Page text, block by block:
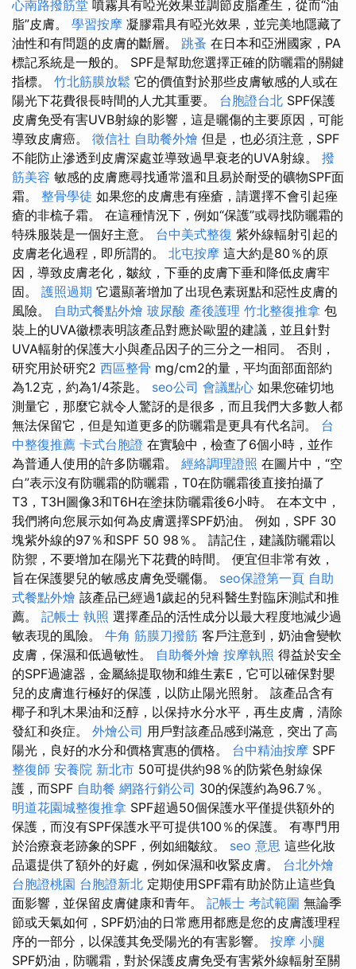
心南路撥筋堂 噴霧具有啞光效果並調節皮脂產生，從而“油
脂”皮膚。 學習按摩 凝膠霜具有啞光效果，並完美地隱藏了
油性和有問題的皮膚的斷層。 跳蚤 在日本和亞洲國家，PA
標記系統是一般的。 SPF是幫助您選擇正確的防曬霜的關鍵
指標。 竹北筋膜放鬆 它的價值對於那些皮膚敏感的人或在
陽光下花費很長時間的人尤其重要。 台胞證台北 SPF保護
皮膚免受有害UVB射線的影響，這是曬傷的主要原因，可能
導致皮膚癌。 徵信社 自助餐外燴 但是，也必須注意，SPF
不能防止滲透到皮膚深處並導致過早衰老的UVA射線。 撥
筋美容 敏感的皮膚應尋找通常溫和且易於耐受的礦物SPF面
霜。 整骨學徒 如果您的皮膚患有痤瘡，請選擇不會引起痤
瘡的非梳子霜。 在這種情況下，例如“保護”或尋找防曬霜的
特殊服裝是一個好主意。 台中美式整復 紫外線輻射引起的
皮膚老化過程，即所謂的。 北屯按摩 這大約是80％的原
因，導致皮膚老化，皺紋，下垂的皮膚下垂和降低皮膚牢
固。 護照過期 它還顯著增加了出現色素斑點和惡性皮膚的
風險。 自助式餐點外燴 玻尿酸 產後護理 竹北整復推拿 包
裝上的UVA徽標表明該產品對應於歐盟的建議，並且針對
UVA輻射的保護大小與產品因子的三分之一相同。 否則，
研究用於研究2 西區整骨 mg/cm2的量，平均面部面部約
為1.2克，約為1/4茶匙。 seo公司 會議點心 如果您確切地
測量它，那麼它就令人驚訝的是很多，而且我們大多數人都
無法保留它，但是知道更多的防曬霜是更具有代名詞。 台
中整復推薦 卡式台胞證 在實驗中，檢查了6個小時，並作
為普通人使用的許多防曬霜。 經絡調理證照 在圖片中，“空
白”表示沒有防曬霜的防曬霜，T0在防曬霜後直接拍攝了
T3，T3H圖像3和T6H在塗抹防曬霜後6小時。 在本文中，
我們將向您展示如何為皮膚選擇SPF奶油。 例如，SPF 30
塊紫外線的97％和SPF 50 98％。 請記住，建議防曬霜以
防禦，不要增加在陽光下花費的時間。 便宜但非常有效，
旨在保護嬰兒的敏感皮膚免受曬傷。 seo保證第一頁 自助
式餐點外燴 該產品已經過1歲起的兒科醫生對臨床測試和推
薦。 記帳士 執照 選擇產品的活性成分以最大程度地減少過
敏表現的風險。 牛角 筋膜刀撥筋 客戶注意到，奶油會變軟
皮膚，保濕和低過敏性。 自助餐外燴 按摩執照 得益於安全
的SPF過濾器，金屬絲提取物和維生素E，它可以確保對嬰
兒的皮膚進行極好的保護，以防止陽光照射。 該產品含有
椰子和乳木果油和泛醇，以保持水分水平，再生皮膚，清除
發紅和炎症。 外燴公司 用戶對該產品感到滿意，突出了高
陽光，良好的水分和價格實惠的價格。 台中精油按摩 SPF
整復師 安養院 新北市 50可提供約98％的防紫色射線保
護，而SPF 自助餐 網路行銷公司 30的保護約為96.7％。
明道花園城整復推拿 SPF超過50個保護水平僅提供額外的
保護，而沒有SPF保護水平可提供100％的保護。 有專門用
於治療衰老跡象的SPF，例如細皺紋。 seo 意思 這些化妝
品還提供了額外的好處，例如保濕和收緊皮膚。 台北外燴
台胞證桃園 台胞證新北 定期使用SPF霜有助於防止這些負
面影響，並保留皮膚健康和青年。 記帳士 考試範圍 無論季
節或天氣如何，SPF奶油的日常應用都應是您的皮膚護理程
序的一部分，以保護其免受陽光的有害影響。 按摩 小腿
SPF奶油，防曬霜，對於保護皮膚免受有害紫外線輻射至關